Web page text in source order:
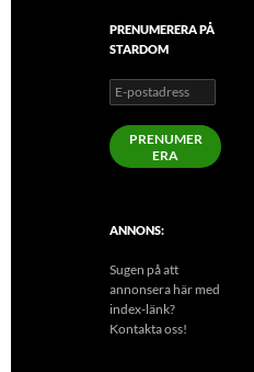
PRENUMERERA PÅ
STARDOM
E-
postadress
PRENUMER
ERA
ANNONS:
Sugen på att
annonsera här med
index-länk?
Kontakta oss!